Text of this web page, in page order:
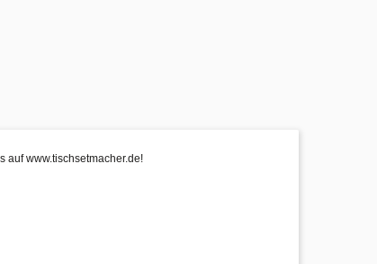
auf www.tischsetmacher.de!